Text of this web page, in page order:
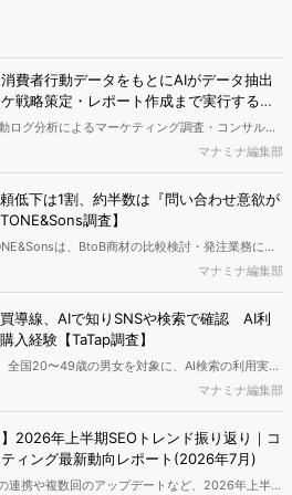
す。※本レポートは記事のフォームから無料でダ
。
費者行動データをもとにAIがデータ抽出
戦略策定・レポート作成まで実行する
ジェント」を提供開始
ログ分析によるマーケティング調査・コンサルテ
供する株式会社ヴァリューズは、国内最大規模
ログデータを基盤としたマーケティングリサーチ
ドックピット）」の新機能として、AIが市場分
ポート作成までを自律的にサポートする
ェント」の提供を開始いたしました。
マナミナ編集部
低下は1割、約半数は『問い合わせ意欲が
調査】
は、BtoB商材の比較検討・発注業務に携
、コンテンツのAIっぽさに関する意識調査を実施
した。
マナミナ編集部
導線、AIで知りSNSや検索で確認 AI利
入経験【TaTap調査】
全国20〜49歳の男女を対象に、AI検索の利用実態
をどこで確かめているかを調査し、結果を公開し
マナミナ編集部
】2026年上半期SEOトレンド振り返り｜コ
ィング最新動向レポート(2026年7月)
連携や複数回のアップデートなど、2026年上半期